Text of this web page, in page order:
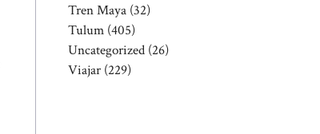
Tren Maya (32)
Tulum (405)
Uncategorized (26)
Viajar (229)